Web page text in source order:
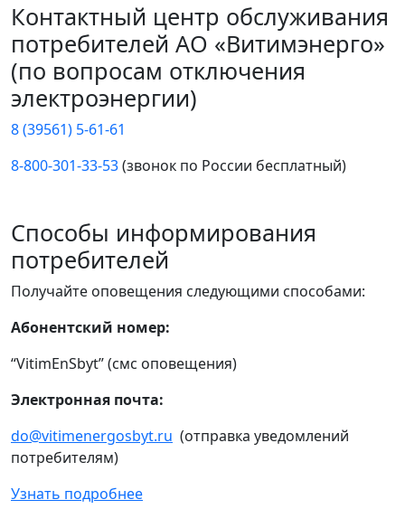
Контактный центр обслуживания
потребителей АО «Витимэнерго»
(по вопросам отключения
электроэнергии)
8 (39561) 5-61-61
8-800-301-33-53(звонок по России бесплатный)
Способы информирования
потребителей
Получайте оповещения следующими способами:
Абонентский номер:
“VitimEnSbyt” (смс оповещения)
Электронная почта:
do@vitimenergosbyt.ru (отправка уведомлений
потребителям)
Узнать подробнее